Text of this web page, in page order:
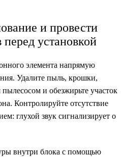
и провести
установкой
элемента напрямую
Удалите пыль, крошки,
и обезжирьте участок
Контролируйте отсутствие
глухой звук сигнализирует о
внутри блока с помощью